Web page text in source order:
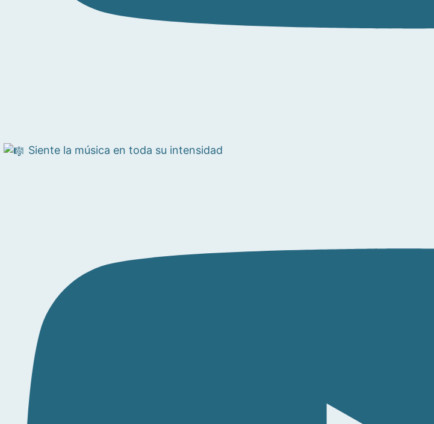
Siente la música en toda su intensidad